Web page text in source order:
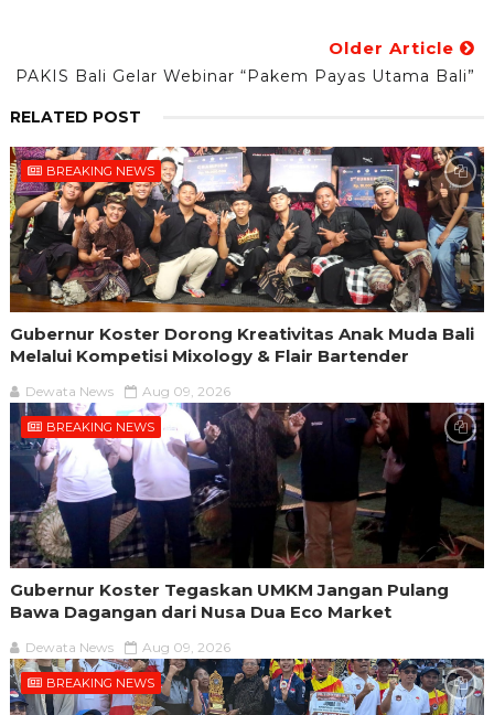
Older Article
PAKIS Bali Gelar Webinar “Pakem Payas Utama Bali”
RELATED POST
BREAKING NEWS
Gubernur Koster Dorong Kreativitas Anak Muda Bali
Melalui Kompetisi Mixology & Flair Bartender
Dewata News Aug 09, 2026
BREAKING NEWS
Gubernur Koster Tegaskan UMKM Jangan Pulang
Bawa Dagangan dari Nusa Dua Eco Market
Dewata News Aug 09, 2026
BREAKING NEWS